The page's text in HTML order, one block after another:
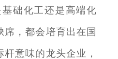
础化工还是高端化
席，都会培育出在国
意味的龙头企业，